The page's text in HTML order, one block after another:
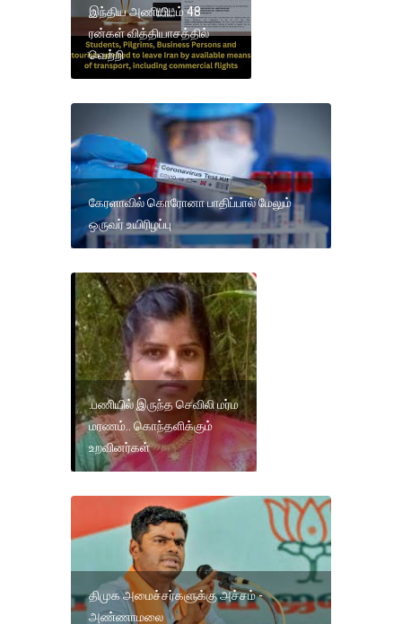
இந்திய அணியிடம் 48
ரன்கள் வித்தியாசத்தில்
வெற்றி
கேரளாவில் கொரோனா பாதிப்பால் மேலும்
ஒருவர் உயிரிழப்பு
.பணியில் இருந்த செவிலி மர்ம
மரணம்.. கொந்தளிக்கும்
உறவினர்கள்
திமுக அமைச்சர்களுக்கு அச்சம் -
அண்ணாமலை